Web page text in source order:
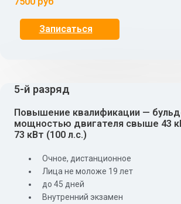
Записаться
5-й разряд
Повышение квалификации —
мощностью двигателя свыше 43
73 кВт (100 л.с.)
Очное, дистанционное
Лица не моложе 19 лет
до 45 дней
Внутренний экзамен